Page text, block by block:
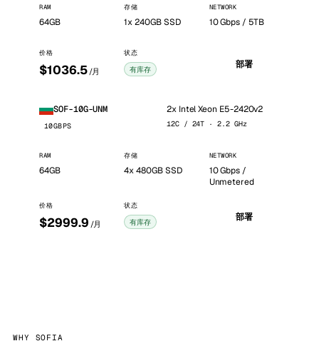
RAM
64GB
存储
1x 240GB SSD
NETWORK
10 Gbps / 5TB
价格
$1036.5 /月
状态
有库存 部署
SOF-10G-UNM
10GBPS
2x Intel Xeon E5-2420v2
12C / 24T · 2.2 GHz
RAM
64GB
存储
4x 480GB SSD
NETWORK
10 Gbps /
Unmetered
价格
$2999.9 /月
状态
有库存 部署
WHY SOFIA